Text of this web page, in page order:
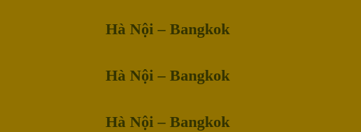
Hà Nội – Bangkok
Hà Nội – Bangkok
Hà Nội – Bangkok